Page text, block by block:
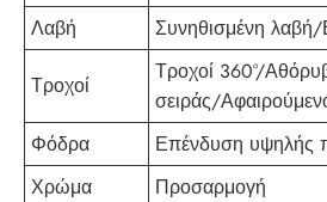
Λαβή
Συνηθισμένη
Τροχοί
Τροχοί 360°/
σειράς/
Φόδρα
Επένδυση υψηλής
Χρώμα
Προσαρμογή